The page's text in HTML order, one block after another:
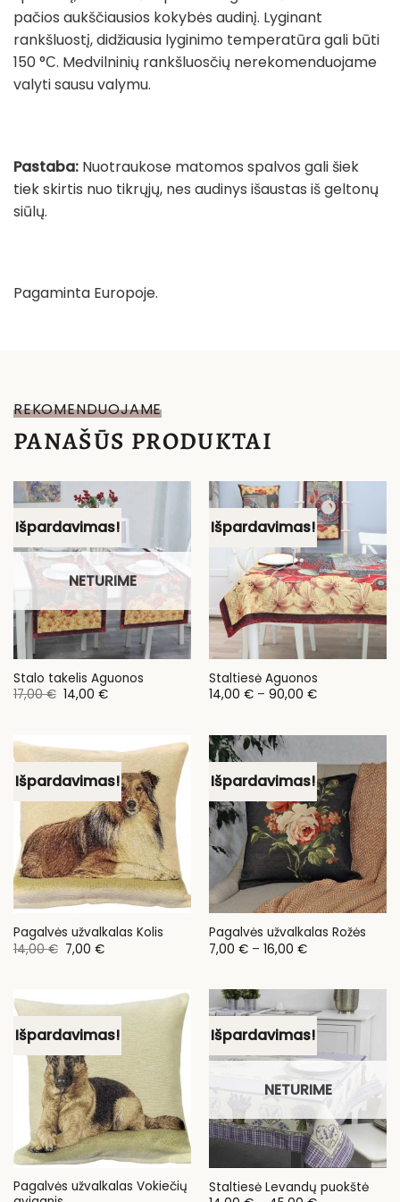
pačios aukščiausios kokybės audinį. Lyginant
rankšluostį, didžiausia lyginimo temperatūra gali būti
150 °С. Medvilninių rankšluosčių nerekomenduojame
valyti sausu valymu.
Pastaba: Nuotraukose matomos spalvos gali šiek
tiek skirtis nuo tikrųjų, nes audinys išaustas iš geltonų
siūlų.
Pagaminta Europoje.
REKOMENDUOJAME
PANAŠŪS PRODUKTAI
Išpardavimas!
NETURIME
Stalo takelis Aguonos
17,00€ Original
price
14,00 €Current
Išpardavimas!
Staltiesė Aguonos
14,00 € – 90,00 €Price
90,00 €
Išpardavimas!
Pagalvės užvalkalas Kolis
14,00€ Original
price
7,00 €Current
Išpardavimas!
Pagalvės užvalkalas Rožės
7,00 € – 16,00 €Price
16,00 €
Išpardavimas!
Pagalvės užvalkalas Vokiečių
Išpardavimas!
NETURIME
Staltiesė Levandų puokštė